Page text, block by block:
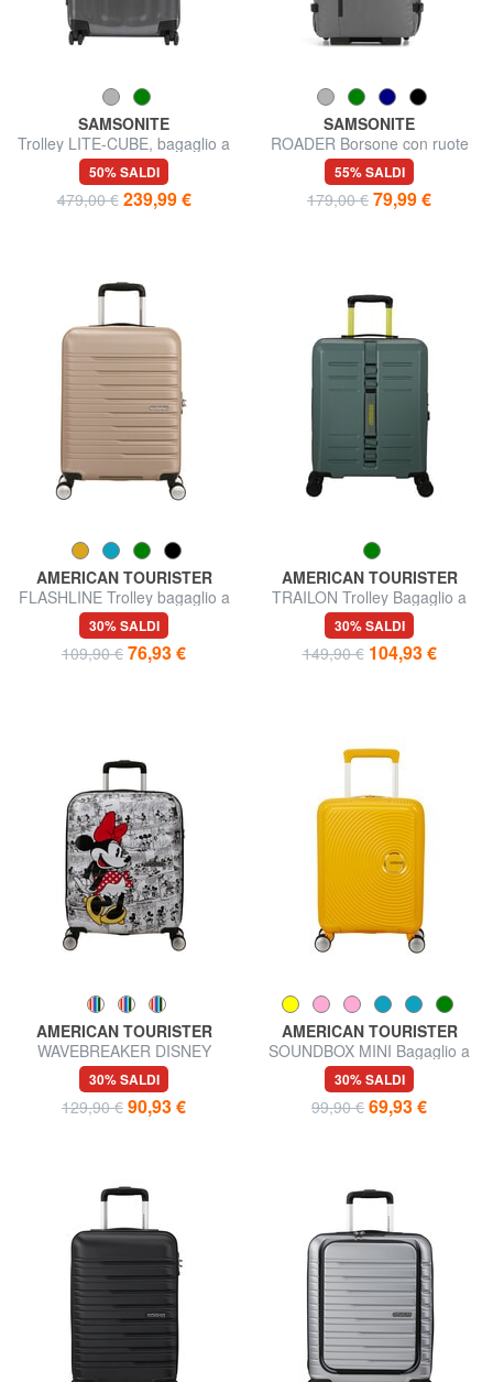
SAMSONITE
Trolley LITE-CUBE, bagaglio a
mano, in policarbonato CURV
50% SALDI
479,00 € 239,99 €
SAMSONITE
ROADER Borsone con ruote
piccolo
55% SALDI
179,00 € 79,99 €
AMERICAN TOURISTER
FLASHLINE Trolley bagaglio a
mano
30% SALDI
109,90 € 76,93 €
AMERICAN TOURISTER
TRAILON Trolley Bagaglio a
Mano
30% SALDI
149,90 € 104,93 €
AMERICAN TOURISTER
WAVEBREAKER DISNEY
Trolley Bagaglio a Mano
30% SALDI
129,90 € 90,93 €
AMERICAN TOURISTER
SOUNDBOX MINI Bagaglio a
mano extra small
30% SALDI
99,90 € 69,93 €